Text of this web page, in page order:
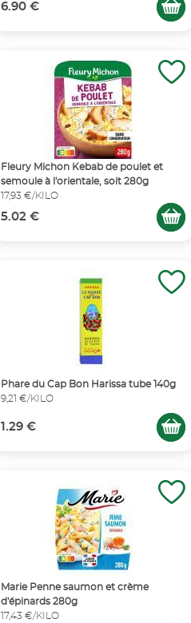
6.90 €
Fleury Michon Kebab de poulet et
semoule à l'orientale, soit 280g
17,93 €/KILO
5.02 €
Phare du Cap Bon Harissa tube 140g
9,21 €/KILO
1.29 €
Marie Penne saumon et crème
d'épinards 280g
17,43 €/KILO